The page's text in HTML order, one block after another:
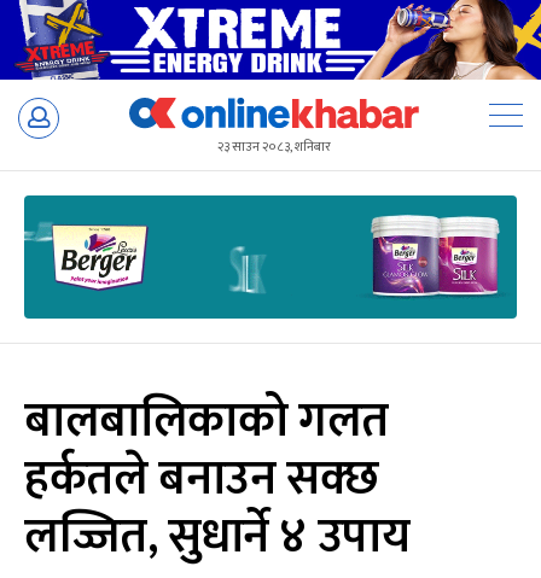
Skip
२३ साउन २०८३, शनिबार
बालबालिकाको गलत
हर्कतले बनाउन सक्छ
लज्जित, सुधार्ने ४ उपाय